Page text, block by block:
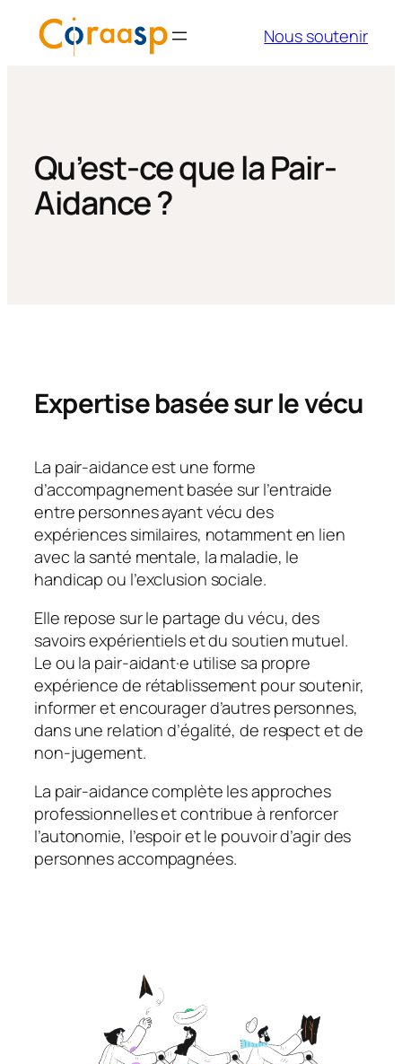
Nous soutenir
Qu’est-ce que la Pair-
Aidance ?
Expertise basée sur le vécu
La pair-aidance est une forme
d’accompagnement basée sur l’entraide
entre personnes ayant vécu des
expériences similaires, notamment en lien
avec la santé mentale, la maladie, le
handicap ou l’exclusion sociale.
Elle repose sur le partage du vécu, des
savoirs expérientiels et du soutien mutuel.
Le ou la pair-aidant·e utilise sa propre
expérience de rétablissement pour soutenir,
informer et encourager d’autres personnes,
dans une relation d’égalité, de respect et de
non-jugement.
La pair-aidance complète les approches
professionnelles et contribue à renforcer
l’autonomie, l’espoir et le pouvoir d’agir des
personnes accompagnées.